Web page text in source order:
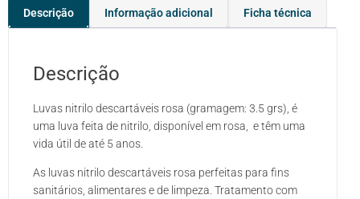
Descrição Informação adicional Ficha técnica
Descrição
Luvas nitrilo descartáveis rosa (gramagem: 3.5 grs), é
uma luva feita de nitrilo, disponível em rosa, e têm uma
vida útil de até 5 anos.
As luvas nitrilo descartáveis rosa perfeitas para fins
sanitários, alimentares e de limpeza. Tratamento com